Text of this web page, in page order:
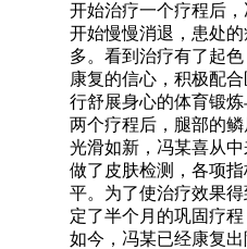
开始治疗一个疗程后
开始慢慢消退，患处
多。看到治疗有了起
康复的信心，积极配
行舒展身心的体育锻
两个疗程后，腿部的
光滑如新，冯某喜从
做了皮肤检测，各项
平。为了使治疗效果
定了半个月的巩固疗
如今，冯某已经康复